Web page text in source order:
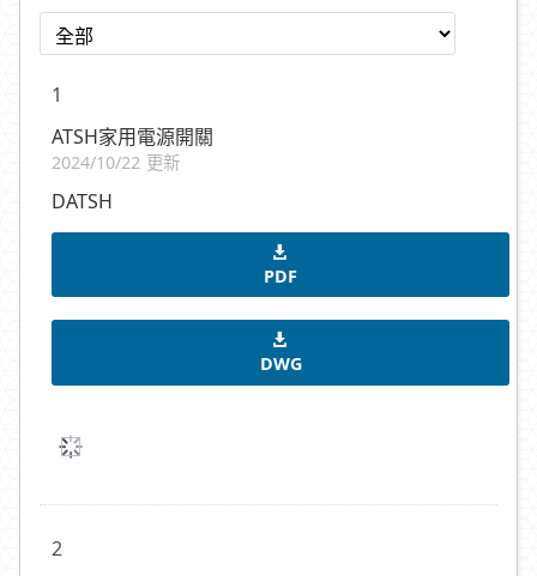
1
ATSH家用電源開關
2024/10/22 更新
DATSH
PDF
DWG
2